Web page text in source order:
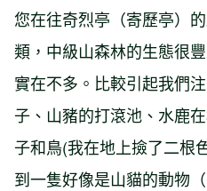
您在往奇烈亭（寄歷亭）
類，中級山森林的生態很
實在不多。比較引起我們
子、山豬的打滾池、水鹿
子和鳥(我在地上撿了二根
到一隻好像是山貓的動物